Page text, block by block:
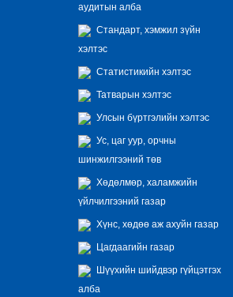
аудитын алба
Стандарт, хэмжил зүйн
хэлтэс
Статистикийн хэлтэс
Татварын хэлтэс
Улсын бүртгэлийн хэлтэс
Ус, цаг уур, орчны
шинжилгээний төв
Хөдөлмөр, халамжийн
үйлчилгээний газар
Хүнс, хөдөө аж ахуйн газар
Цагдаагийн газар
Шүүхийн шийдвэр гүйцэтгэх
алба